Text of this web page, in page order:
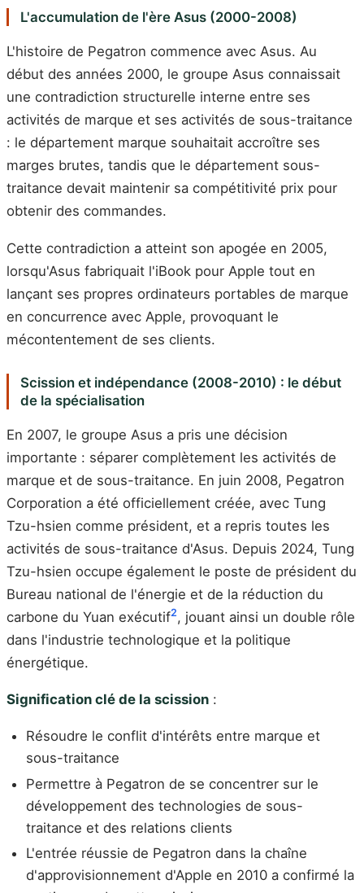
L'accumulation de l'ère Asus (2000-2008)
L'histoire de Pegatron commence avec Asus. Au
début des années 2000, le groupe Asus connaissait
une contradiction structurelle interne entre ses
activités de marque et ses activités de sous-traitance
: le département marque souhaitait accroître ses
marges brutes, tandis que le département sous-
traitance devait maintenir sa compétitivité prix pour
obtenir des commandes.
Cette contradiction a atteint son apogée en 2005,
lorsqu'Asus fabriquait l'iBook pour Apple tout en
lançant ses propres ordinateurs portables de marque
en concurrence avec Apple, provoquant le
mécontentement de ses clients.
Scission et indépendance (2008-2010) : le début
de la spécialisation
En 2007, le groupe Asus a pris une décision
importante : séparer complètement les activités de
marque et de sous-traitance. En juin 2008, Pegatron
Corporation a été officiellement créée, avec Tung
Tzu-hsien comme président, et a repris toutes les
activités de sous-traitance d'Asus. Depuis 2024, Tung
Tzu-hsien occupe également le poste de président du
Bureau national de l'énergie et de la réduction du
carbone du Yuan exécutif2, jouant ainsi un double rôle
dans l'industrie technologique et la politique
énergétique.
Signification clé de la scission :
Résoudre le conflit d'intérêts entre marque et
sous-traitance
Permettre à Pegatron de se concentrer sur le
développement des technologies de sous-
traitance et des relations clients
L'entrée réussie de Pegatron dans la chaîne
d'approvisionnement d'Apple en 2010 a confirmé la